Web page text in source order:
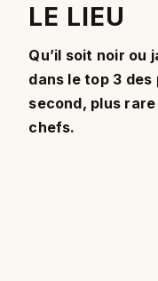
LE LIEU
Qu’il soit noir ou
dans le top 3 des
second, plus
chefs.